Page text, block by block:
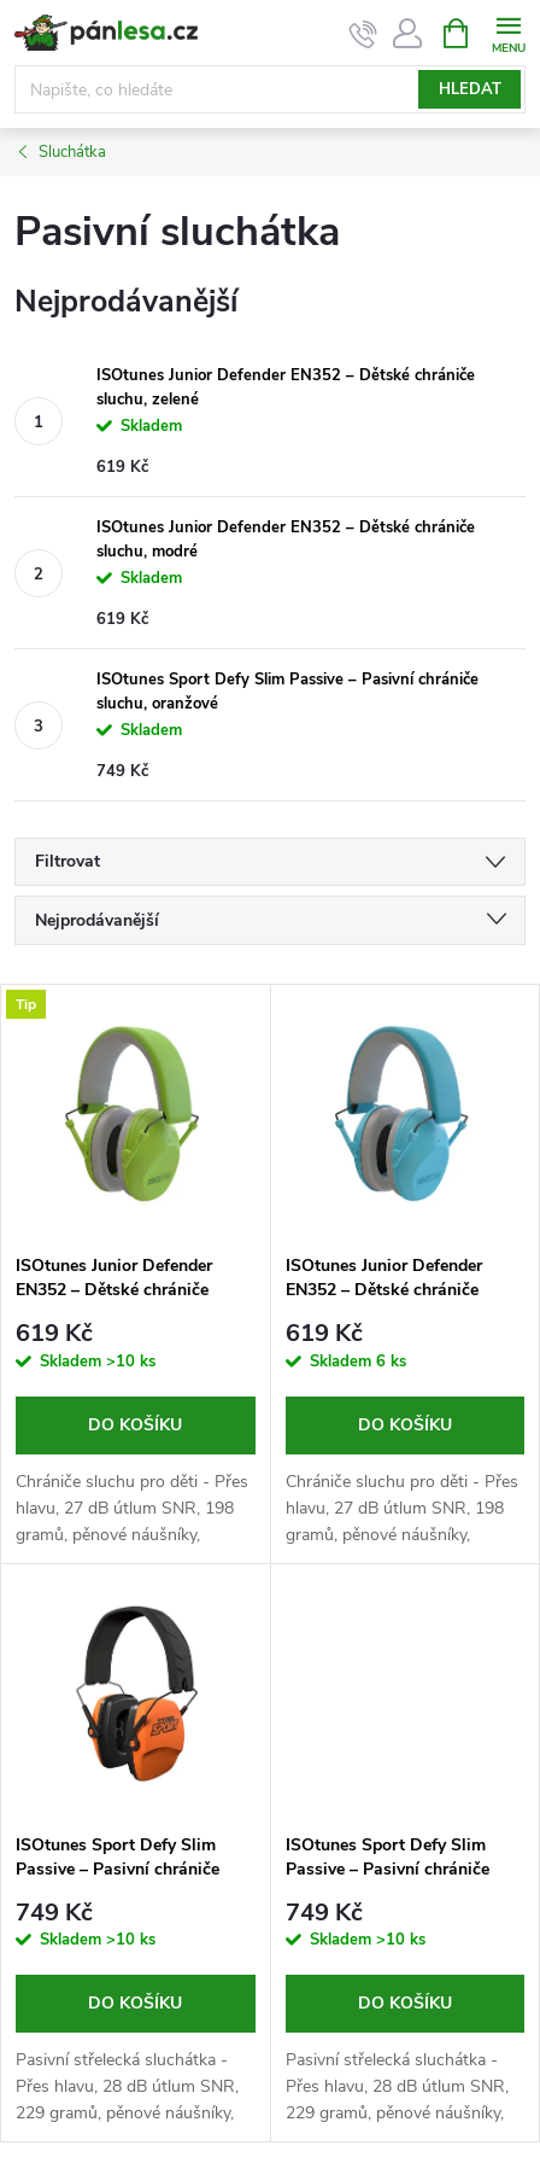
Přejít
na
obsah
HLEDAT
NÁKUPNÍ
KOŠÍK
Sluchátka
Pasivní sluchátka
Nejprodávanější
ISOtunes Junior Defender EN352 – Dětské chrániče
sluchu, zelené
Skladem
619 Kč
ISOtunes Junior Defender EN352 – Dětské chrániče
sluchu, modré
Skladem
619 Kč
ISOtunes Sport Defy Slim Passive – Pasivní chrániče
sluchu, oranžové
Skladem
749 Kč
Filtrovat
Ř
a
p
r
o
d
u
Nejprodávanější
Nejdražší
Abecedně
V
s
p
r
d
u
Tip
ISOtunes Junior Defender
EN352 – Dětské chrániče
619 Kč
Skladem >10 ks
DO KOŠÍKU
Chrániče sluchu pro děti - Přes
hlavu, 27 dB útlum SNR, 198
gramů, pěnové náušníky,
EN352, zelené
ISOtunes Junior Defender
EN352 – Dětské chrániče
619 Kč
Skladem 6 ks
DO KOŠÍKU
Chrániče sluchu pro děti - Přes
hlavu, 27 dB útlum SNR, 198
gramů, pěnové náušníky,
EN352, světle modré
ISOtunes Sport Defy Slim
Passive – Pasivní chrániče
749 Kč
Skladem >10 ks
DO KOŠÍKU
Pasivní střelecká sluchátka -
Přes hlavu, 28 dB útlum SNR,
229 gramů, pěnové náušníky,
EN352, oranžové
ISOtunes Sport Defy Slim
Passive – Pasivní chrániče
749 Kč
Skladem >10 ks
DO KOŠÍKU
Pasivní střelecká sluchátka -
Přes hlavu, 28 dB útlum SNR,
229 gramů, pěnové náušníky,
EN352, tmavě zelené